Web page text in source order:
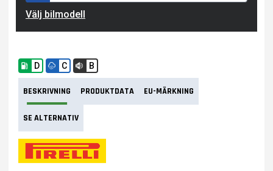
Välj bilmodell
D C B
BESKRIVNING PRODUKTDATA EU-MÄRKNING
SE ALTERNATIV